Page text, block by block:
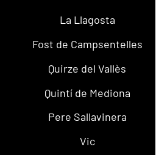
La Llagosta
Fost de Campsentelles
Quirze del Vallès
Quintí de Mediona
Pere Sallavinera
Vic